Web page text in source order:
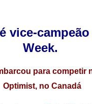
vice-
Week.
para competir
Optimist, no Canadá